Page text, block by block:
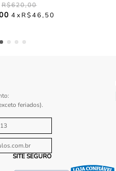
R$620,00
4 R$46,50
feriados).
SITE SEGURO